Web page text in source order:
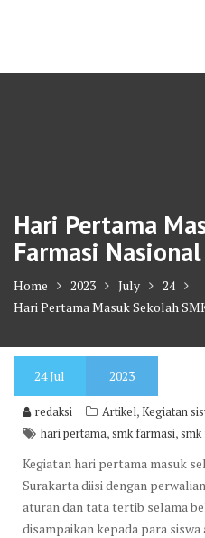
Hari Pertama
Farmasi
Home 2023 July
24
Hari Pertama Masuk Sekolah
24Jul 2023
redaksi Artikel,Kegiatan
hari pertama,smk farmasi,
Kegiatan hari pertama masuk
Surakarta diisi dengan
aturan dan tata tertib selama
disampaikan kepada para